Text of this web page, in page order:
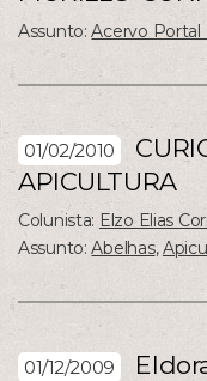
Assunto:Acervo Portal
01/02/2010
APICULTURA
Colunista: Elzo Elias
Assunto:Abelhas,
01/12/2009